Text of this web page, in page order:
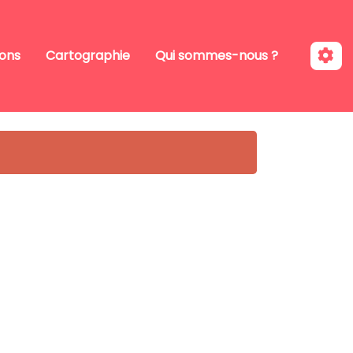
Cartographie Qui sommes-nous ?